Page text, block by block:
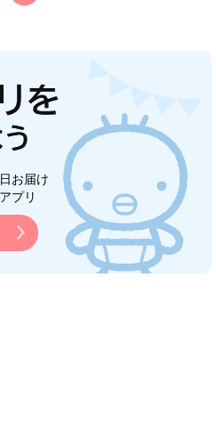
お届け
プリ